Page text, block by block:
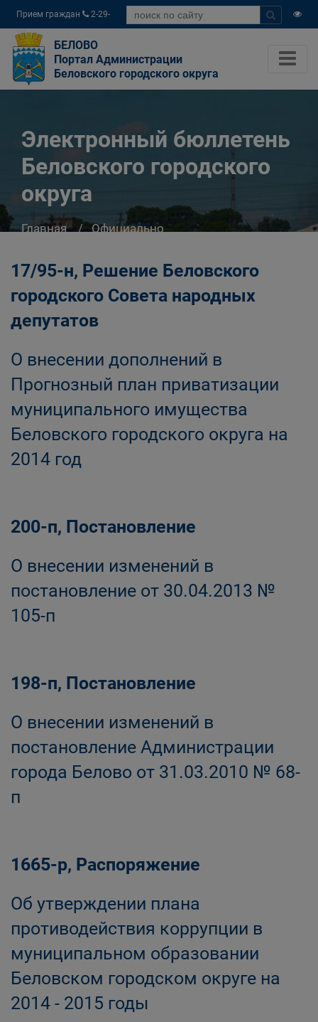
Прием граждан
2-29-
04
БЕЛОВО
Портал Администрации
Беловского городского округа
Электронный бюллетень
Беловского городского
округа
Главная
Официально
городского округа
17/95-н, Решение Беловского
городского Совета народных
депутатов
О внесении дополнений в
Прогнозный план приватизации
муниципального имущества
Беловского городского округа на
2014 год
200-п, Постановление
О внесении изменений в
постановление от 30.04.2013 №
105-п
198-п, Постановление
О внесении изменений в
постановление Администрации
города Белово от 31.03.2010 № 68-
п
1665-р, Распоряжение
Об утверждении плана
противодействия коррупции в
муниципальном образовании
Беловском городском округе на
2014 - 2015 годы